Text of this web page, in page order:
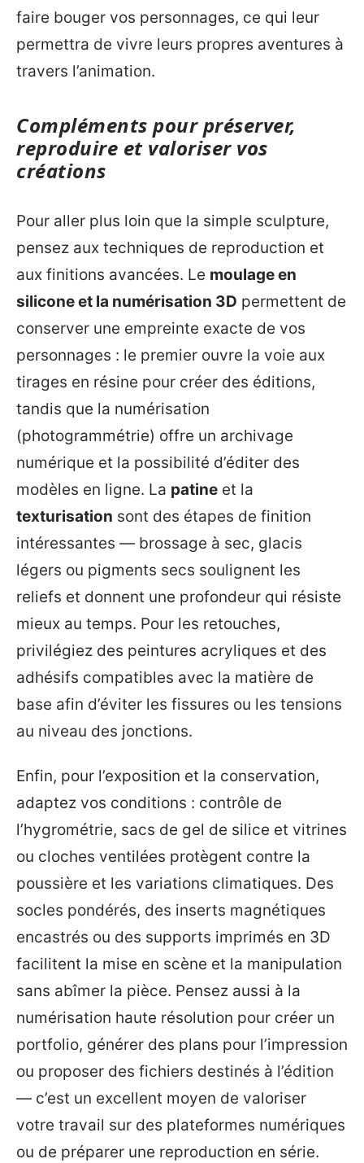
faire bouger vos personnages, ce qui leur
permettra de vivre leurs propres aventures à
travers l’animation.
Compléments pour préserver,
reproduire et valoriser vos
créations
Pour aller plus loin que la simple sculpture,
pensez aux techniques de reproduction et
aux finitions avancées. Le moulage en
silicone et la numérisation 3D permettent de
conserver une empreinte exacte de vos
personnages : le premier ouvre la voie aux
tirages en résine pour créer des éditions,
tandis que la numérisation
(photogrammétrie) offre un archivage
numérique et la possibilité d’éditer des
modèles en ligne. La patine et la
texturisation sont des étapes de finition
intéressantes — brossage à sec, glacis
légers ou pigments secs soulignent les
reliefs et donnent une profondeur qui résiste
mieux au temps. Pour les retouches,
privilégiez des peintures acryliques et des
adhésifs compatibles avec la matière de
base afin d’éviter les fissures ou les tensions
au niveau des jonctions.
Enfin, pour l’exposition et la conservation,
adaptez vos conditions : contrôle de
l’hygrométrie, sacs de gel de silice et vitrines
ou cloches ventilées protègent contre la
poussière et les variations climatiques. Des
socles pondérés, des inserts magnétiques
encastrés ou des supports imprimés en 3D
facilitent la mise en scène et la manipulation
sans abîmer la pièce. Pensez aussi à la
numérisation haute résolution pour créer un
portfolio, générer des plans pour l’impression
ou proposer des fichiers destinés à l’édition
— c’est un excellent moyen de valoriser
votre travail sur des plateformes numériques
ou de préparer une reproduction en série.